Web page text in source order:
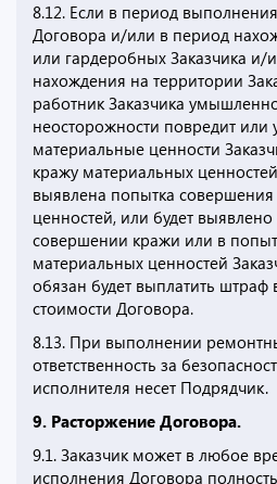
8.12. Если в период
Договора и/или в период
или гардеробных Заказчика и/
нахождения на территории
работник Заказчика
неосторожности повредит или
материальные ценности
кражу материальных
выявлена попытка
ценностей, или будет выявлено
совершении кражи или в
материальных ценностей
обязан будет выплатить
стоимости Договора.
8.13. При выполнении
ответственность за
исполнителя несет Подрядчик.
9. Расторжение Договора.
9.1. Заказчик может в любое
исполнения Договора